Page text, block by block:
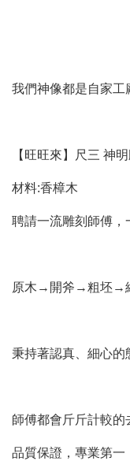
我們神像都是自家工
【旺旺來】尺三 神
材料:香樟木
聘請一流雕刻師傅，
原木→開斧→粗坯→
秉持著認真、細心的
師傅都會斤斤計較的
品質保證，專業第一